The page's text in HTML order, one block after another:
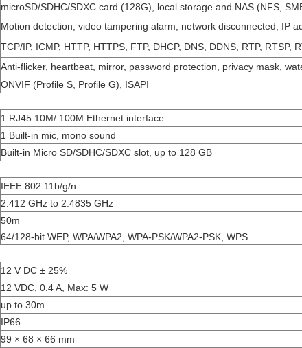
microSD/SDHC/SDXC card (128G), local storage and NAS (NFS,
Motion detection, video tampering alarm, network disconnected, IP
TCP/IP, ICMP, HTTP, HTTPS, FTP, DHCP, DNS, DDNS, RTP, RTSP,
Anti-flicker, heartbeat, mirror, password protection, privacy mask,
ONVIF (Profile S, Profile G), ISAPI
1 RJ45 10M/ 100M Ethernet interface
1 Built-in mic, mono sound
Built-in Micro SD/SDHC/SDXC slot, up to 128 GB
IEEE 802.11b/g/n
2.412 GHz to 2.4835 GHz
50m
64/128-bit WEP, WPA/WPA2, WPA-PSK/WPA2-PSK, WPS
12 V DC ± 25%
12 VDC, 0.4 A, Max: 5 W
up to 30m
IP66
99 × 68 × 66 mm